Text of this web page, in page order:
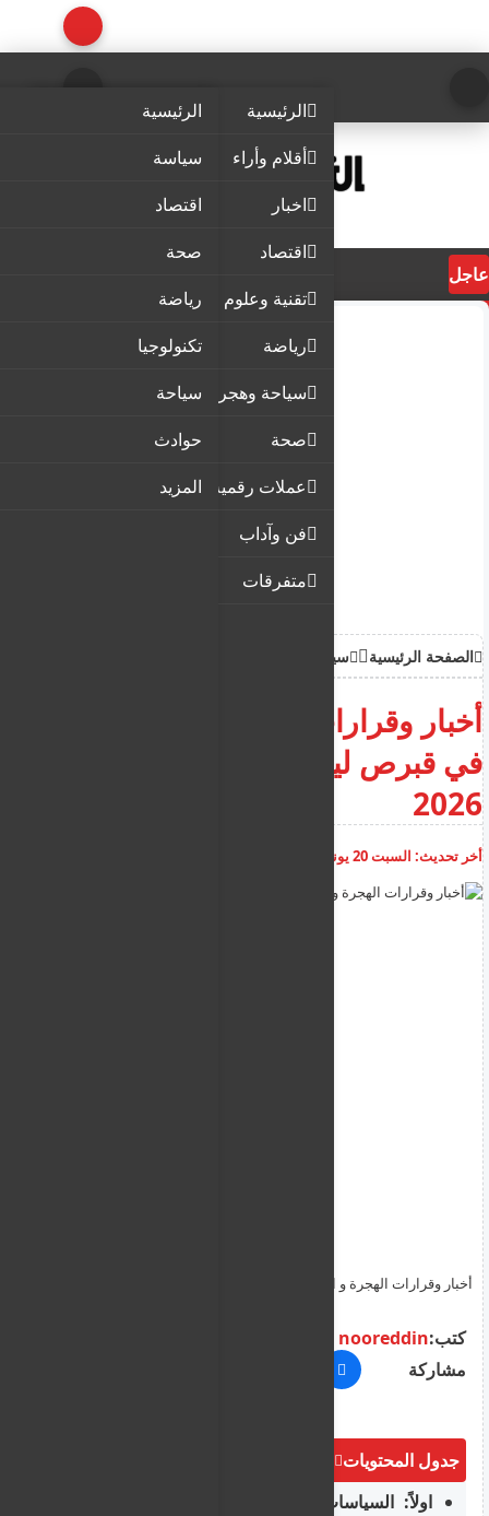
الرئيسية
أقلام وأراء
اخبار
اقتصاد
تقنية وعلوم
رياضة
سياحة وهجرة
صحة
عملات رقمية
فن وآداب
متفرقات
الرئيسية
سياسة
اقتصاد
صحة
رياضة
تكنولوجيا
سياحة
حوادث
المزيد
عاجل
الصفحة الرئيسية سياحة وهجرة
أخبار وقرارات الهجرة و اللجوء
2026
أخر تحديث: السبت 20 يونيو 2026
أخبار وقرارات الهجرة و اللجوء في قبرص ليوم الاحد 21 حزيران 2026
كتب:nooreddin
مشاركة
جدول المحتويات
اولاً: السياسات واللجوء (بمناسبة يوم اللاجئ